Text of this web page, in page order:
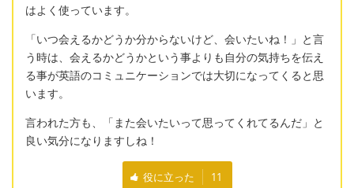
はよく使っています。
「いつ会えるかどうか分からないけど、会いたいね！」と言
う時は、会えるかどうかという事よりも自分の気持ちを伝え
る事が英語のコミュニケーションでは大切になってくると思
います。
言われた方も、「また会いたいって思ってくれてるんだ」と
良い気分になりますしね！
役に立った 11